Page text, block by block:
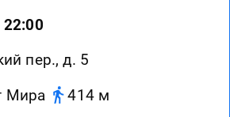
пер., д. 5
Мира
414 м